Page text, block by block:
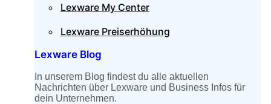
Lexware My Center
Lexware Preiserhöhung
Lexware Blog
In unserem Blog findest du alle aktuellen
Nachrichten über Lexware und Business Infos für
dein Unternehmen.